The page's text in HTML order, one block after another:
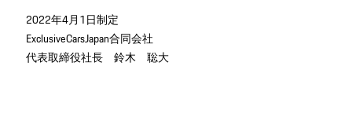
2022年4月1日制定
ExclusiveCarsJapan合同会社
代表取締役社長 鈴木 聡大